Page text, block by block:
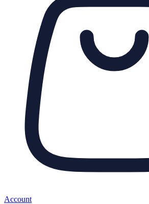
Account